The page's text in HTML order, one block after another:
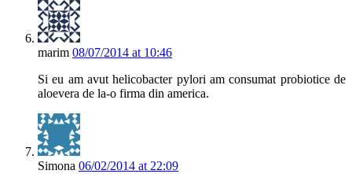
marim 08/07/2014 at 10:46
Si eu am avut helicobacter pylori am consumat probiotice de
aloevera de la-o firma din america.
Simona 06/02/2014 at 22:09